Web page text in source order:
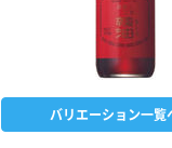
バリエーション一覧へ